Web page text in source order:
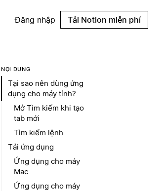
Đăng nhập Tải Notion miễn phí
NỘI DUNG
Tại sao nên dùng ứng
dụng cho máy tính?
Mở Tìm kiếm khi tạo
tab mới
Tìm kiếm lệnh
Tải ứng dụng
Ứng dụng cho máy
Mac
Ứng dụng cho máy